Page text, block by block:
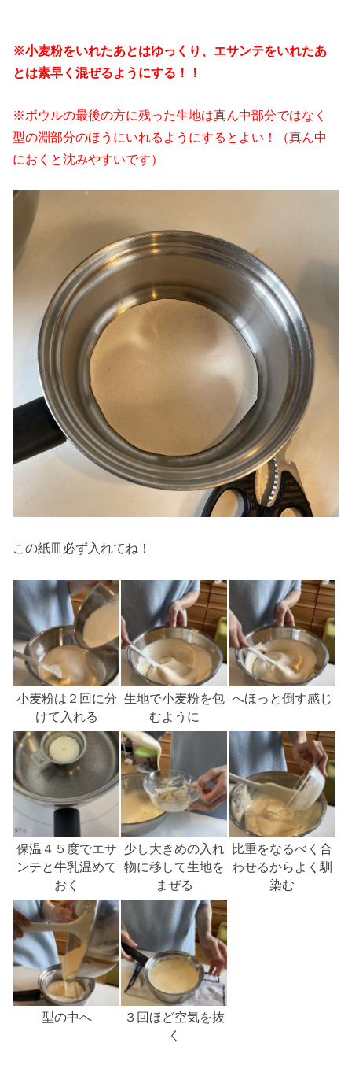
※小麦粉をいれたあとはゆっくり、エサンテをいれたあ
とは素早く混ぜるようにする！！
※ボウルの最後の方に残った生地は真ん中部分ではなく
型の淵部分のほうにいれるようにするとよい！（真ん中
におくと沈みやすいです）
この紙皿必ず入れてね！
小麦粉は２回に分
けて入れる
生地で小麦粉を包
むように
へほっと倒す感じ
保温４５度でエサ
ンテと牛乳温めて
おく
少し大きめの入れ
物に移して生地を
まぜる
比重をなるべく合
わせるからよく馴
染む
型の中へ
３回ほど空気を抜
く